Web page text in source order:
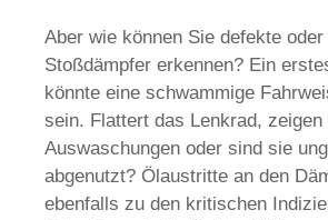
Aber wie können Sie defekte
Stoßdämpfer erkennen? Ein
könnte eine schwammige
sein. Flattert das Lenkrad, zeigen
Auswaschungen oder sind sie
abgenutzt? Ölaustritte an den
ebenfalls zu den kritischen